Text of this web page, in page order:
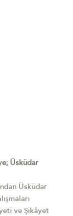
Üsküdar
Üsküdar
ve Şikâyet